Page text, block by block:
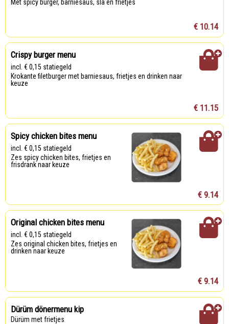
Met spicy burger, barniesaus, sla en frietjes
€ 10.14
Crispy burger menu
incl. € 0,15 statiegeld
Krokante filetburger met barniesaus, frietjes en drinken naar
keuze
€ 11.15
Spicy chicken bites menu
incl. € 0,15 statiegeld
Zes spicy chicken bites, frietjes en
frisdrank naar keuze
€ 9.14
Original chicken bites menu
incl. € 0,15 statiegeld
Zes original chicken bites, frietjes en
drinken naar keuze
€ 9.14
Dürüm dönermenu kip
Dürüm met frietjes